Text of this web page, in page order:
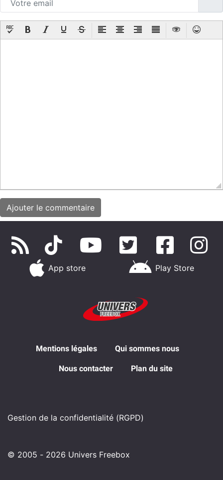
App store Play Store
Mentions légales Qui sommes nous
Nous contacter Plan du site
Gestion de la confidentialité (RGPD)
© 2005 - 2026 Univers Freebox